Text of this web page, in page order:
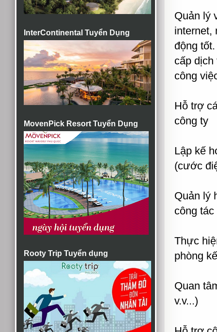
InterContinental Tuyển Dụng
MovenPick Resort Tuyển Dụng
Rooty Trip Tuyển dụng
Quản lý
internet,
động
cấp
công
Hỗ trợ
công ty
Lập kế
(cước
Quản lý
công
Thực
phòng
Quan
v.v...)